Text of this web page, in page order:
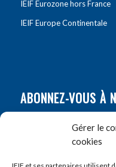
Gérer le
cookies
IEIF Eurozone hors France
IEIF Europe Continentale
ABONNEZ-VOUS À
Prénom*